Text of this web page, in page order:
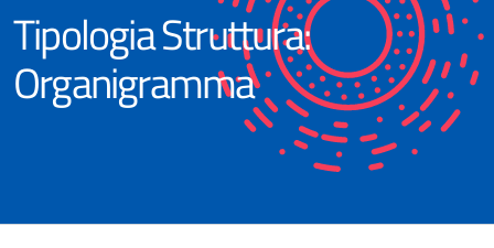
Tipologia Struttura:
Organigramma